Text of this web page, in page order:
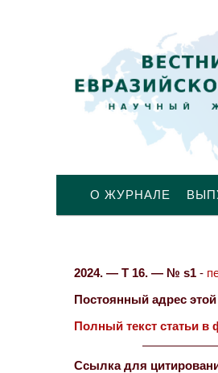
О ЖУРНАЛЕ
2024. — Т 16. — № s1 -
Постоянный адрес
Полный текст статьи в
Ссылка для